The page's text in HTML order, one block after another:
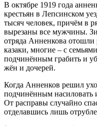
В октябре 1919 года
крестьян в Лепсинском
тысяч человек, причём в
вырезаны все мужчины.
отряда Анненкова отошли
казаки, многие – с
подчинённым грабить и
жён и дочерей.
Когда Анненков решил
подчинённым насиловать
От расправы случайно
отделавшись лишь